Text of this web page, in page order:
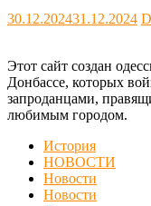
30.12.202431.12.2024
Этот сайт создан
Донбассе, которых
запроданцами,
любимым городом.
История
НОВОСТИ
Новости
Новости